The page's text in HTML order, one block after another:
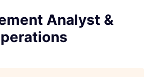
Analyst &